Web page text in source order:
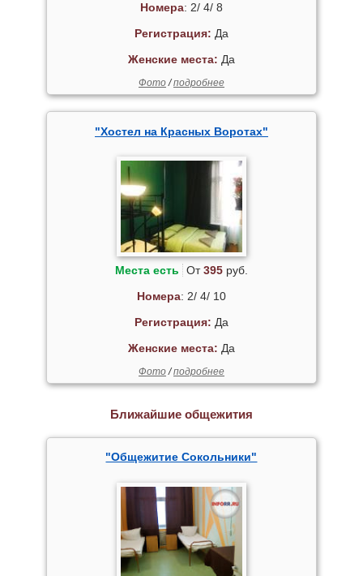
Номера: 2/ 4/ 8
Регистрация: Да
Женские места: Да
Фото/подробнее
"Хостел на Красных Воротах"
Места есть От395руб.
Номера: 2/ 4/ 10
Регистрация: Да
Женские места: Да
Фото/подробнее
Ближайшие общежития
"Общежитие Сокольники"